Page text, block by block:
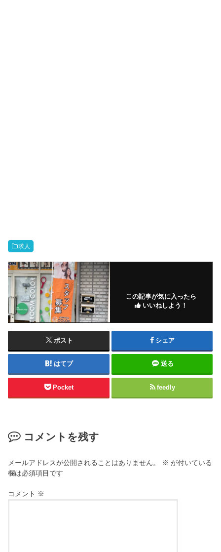
求人
この記事が気に入ったら
いいねしよう！
ポスト シェア
はてブ 送る
Pocket feedly
コメントを残す
メールアドレスが公開されることはありません。 ※ が付いている
欄は必須項目です
コメント ※